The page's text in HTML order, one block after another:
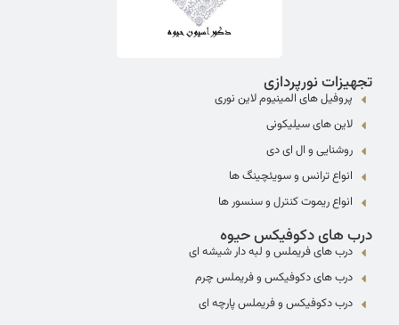
تجهیزات نورپردازی
پروفیل های المینیوم لاین نوری
لاین های سیلیکونی
روشنایی و ال ای دی
انواع ترانس و سویئچینگ ها
انواع ریموت کنترل و سنسور ها
درب های دکوفیکس حیوه
درب های فریملس و لبه دار شیشه ای
درب های دکوفیکس و فریملس چرم
درب دکوفیکس و فریملس پارچه ای